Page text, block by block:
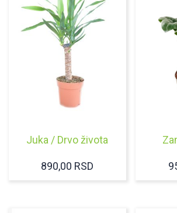
Juka / Drvo života
890,00 RSD